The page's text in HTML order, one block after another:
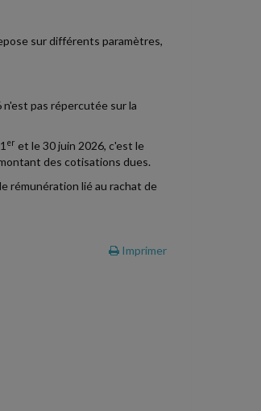
sur différents paramètres,
n'est pas répercutée sur la
er et le 30 juin 2026, c'est le
des cotisations dues.
rémunération lié au rachat de
Imprimer